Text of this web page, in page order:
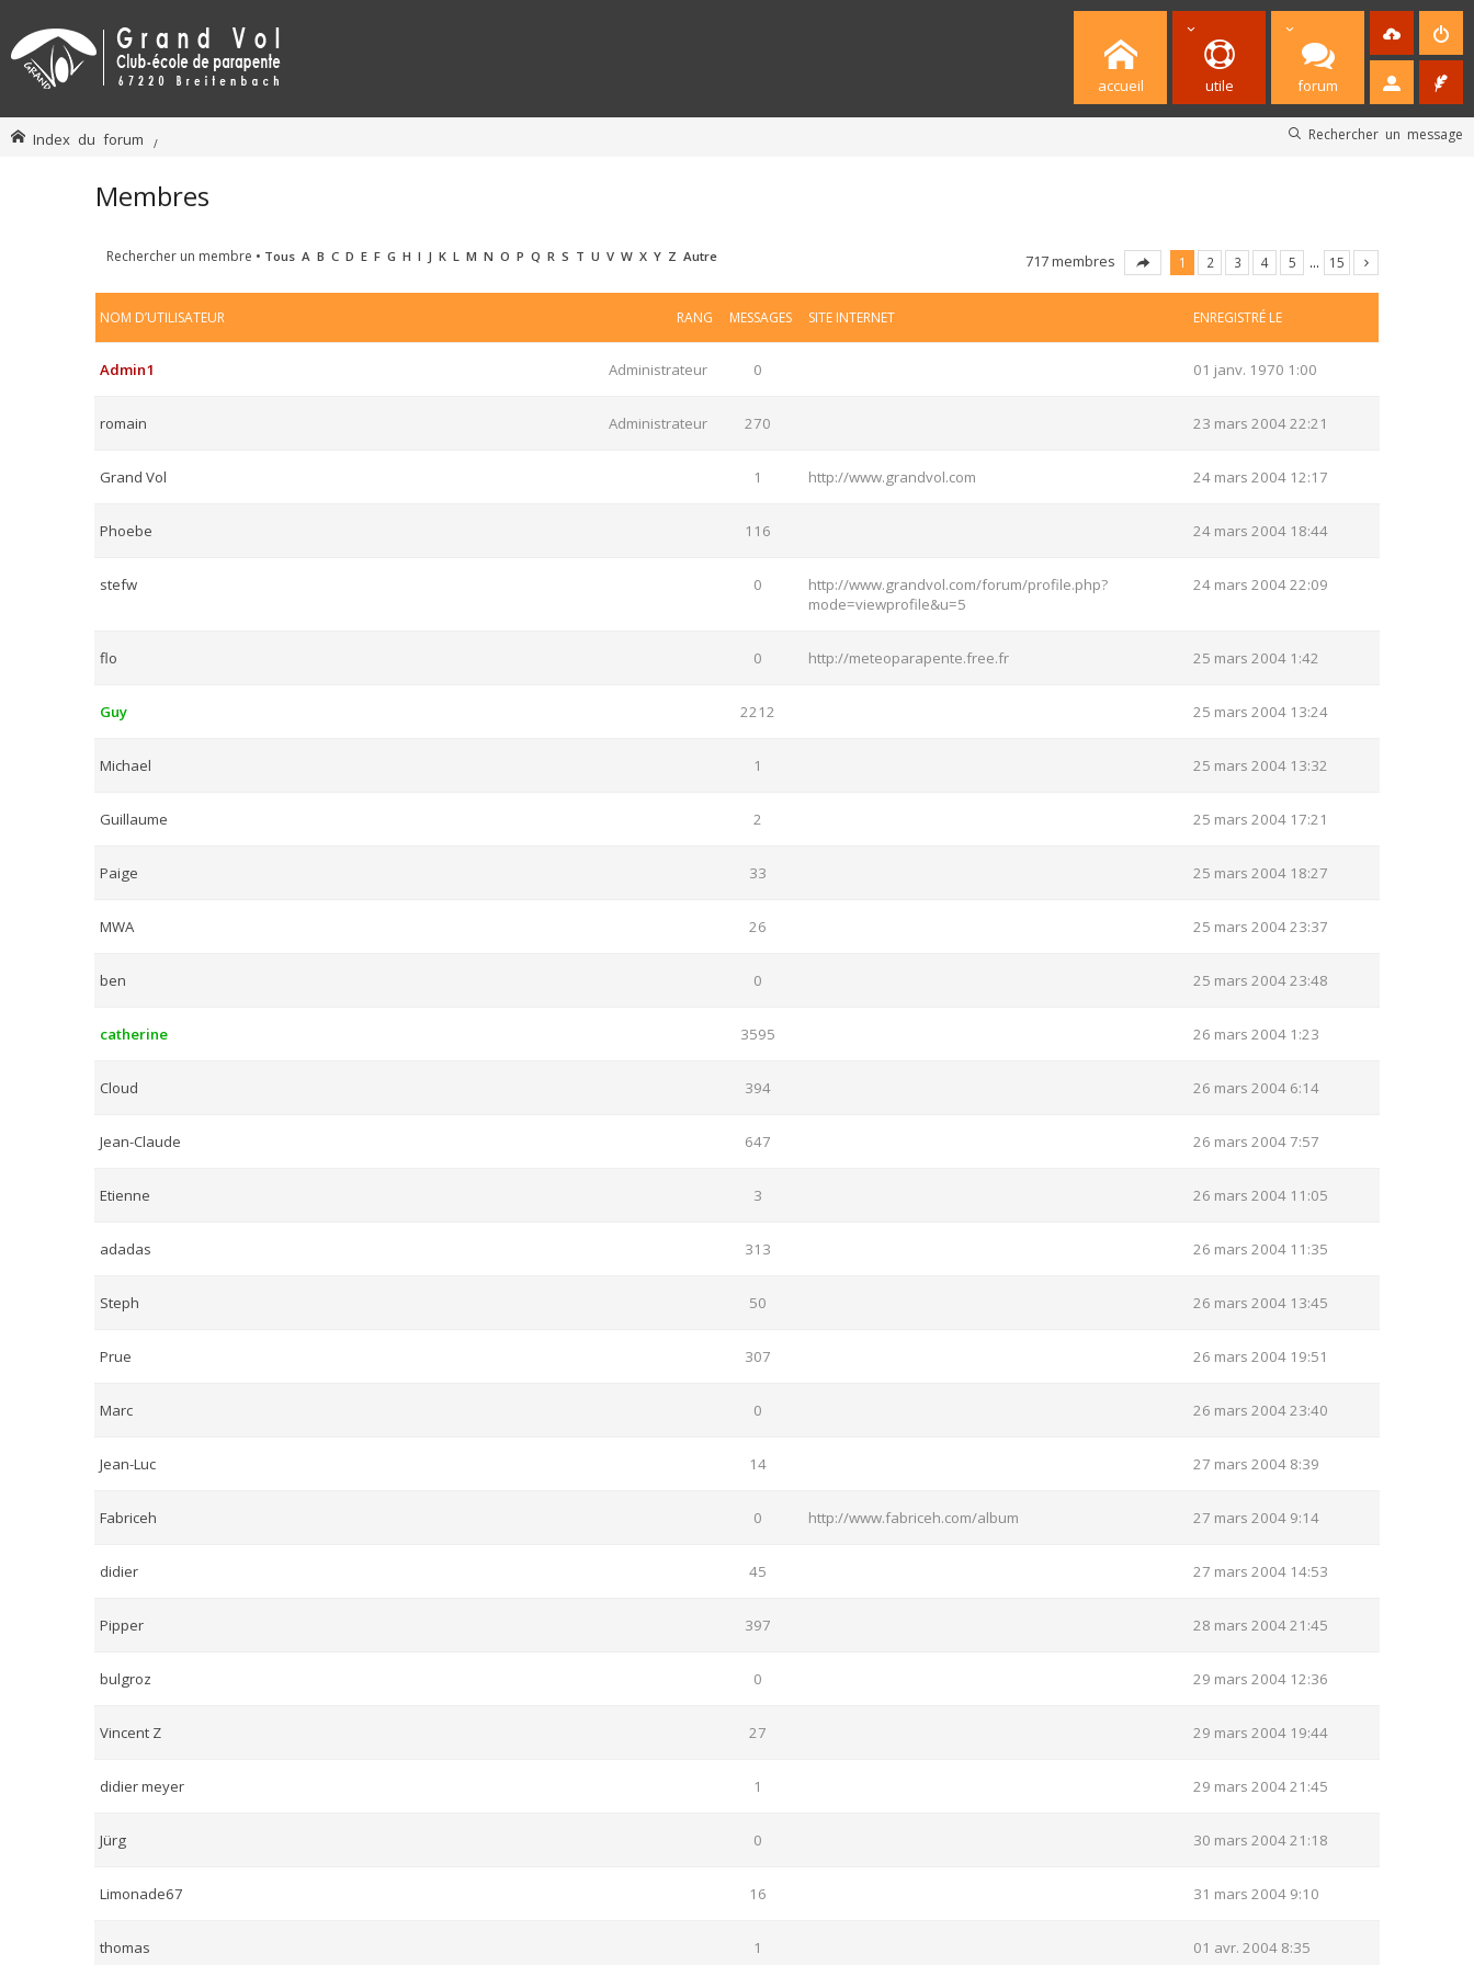
accueil utile forum
Rechercher un message
Index du forum
Membres
Rechercher un membre • Tous A B C D E F G H I J K L M N O P Q R S T U V W X Y Z Autre 717 membres 1 2 3 4 5 … 15
RANG
NOM D’UTILISATEUR MESSAGES SITE INTERNET ENREGISTRÉ LE
Administrateur
Admin1 0 01 janv. 1970 1:00
Administrateur
romain 270 23 mars 2004 22:21
Grand Vol 1 http://www.grandvol.com 24 mars 2004 12:17
Phoebe 116 24 mars 2004 18:44
stefw 0
http://www.grandvol.com/forum/profile.php?
mode=viewprofile&u=5
24 mars 2004 22:09
flo 0 http://meteoparapente.free.fr 25 mars 2004 1:42
Guy 2212 25 mars 2004 13:24
Michael 1 25 mars 2004 13:32
Guillaume 2 25 mars 2004 17:21
Paige 33 25 mars 2004 18:27
MWA 26 25 mars 2004 23:37
ben 0 25 mars 2004 23:48
catherine 3595 26 mars 2004 1:23
Cloud 394 26 mars 2004 6:14
Jean-Claude 647 26 mars 2004 7:57
Etienne 3 26 mars 2004 11:05
adadas 313 26 mars 2004 11:35
Steph 50 26 mars 2004 13:45
Prue 307 26 mars 2004 19:51
Marc 0 26 mars 2004 23:40
Jean-Luc 14 27 mars 2004 8:39
Fabriceh 0 http://www.fabriceh.com/album 27 mars 2004 9:14
didier 45 27 mars 2004 14:53
Pipper 397 28 mars 2004 21:45
bulgroz 0 29 mars 2004 12:36
Vincent Z 27 29 mars 2004 19:44
didier meyer 1 29 mars 2004 21:45
Jürg 0 30 mars 2004 21:18
Limonade67 16 31 mars 2004 9:10
thomas 1 01 avr. 2004 8:35